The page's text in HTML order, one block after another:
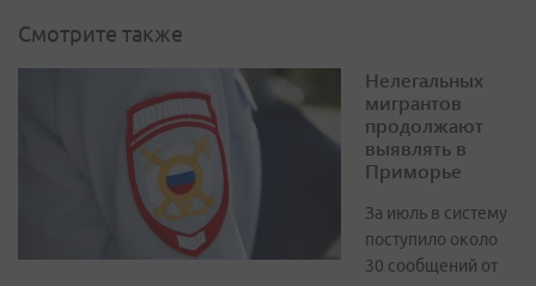
Смотрите также
Нелегальных
мигрантов
продолжают
выявлять в
Приморье
За июль в систему
поступило около
30 сообщений от